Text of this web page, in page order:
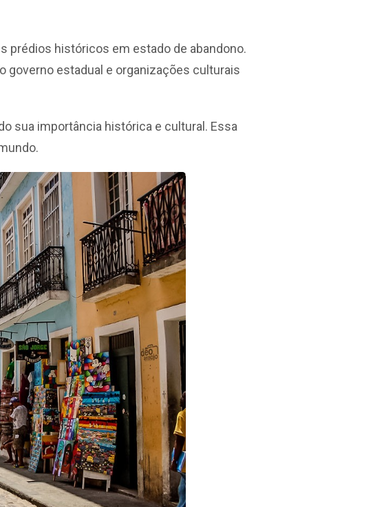
prédios históricos em estado de abandono.
governo estadual e organizações culturais
sua importância histórica e cultural. Essa